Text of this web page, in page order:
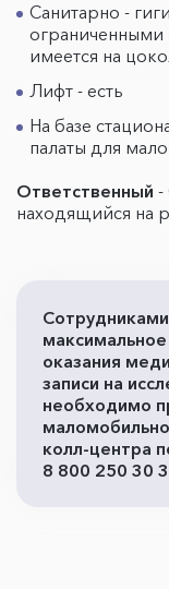
Санитарно -
имеется на
Лифт - есть
На базе
палаты для
Ответственный -
находящийся на
оказания
записи на
необходимо
колл-центра
8 800 250 30